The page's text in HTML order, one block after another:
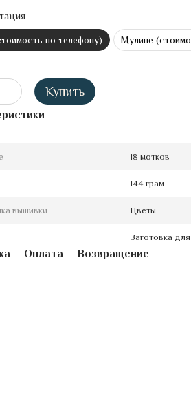
по телефону) Мулине
Купить
18 мотков
144 грам
вышивки Цветы
Заготовка
Оплата Возвращение